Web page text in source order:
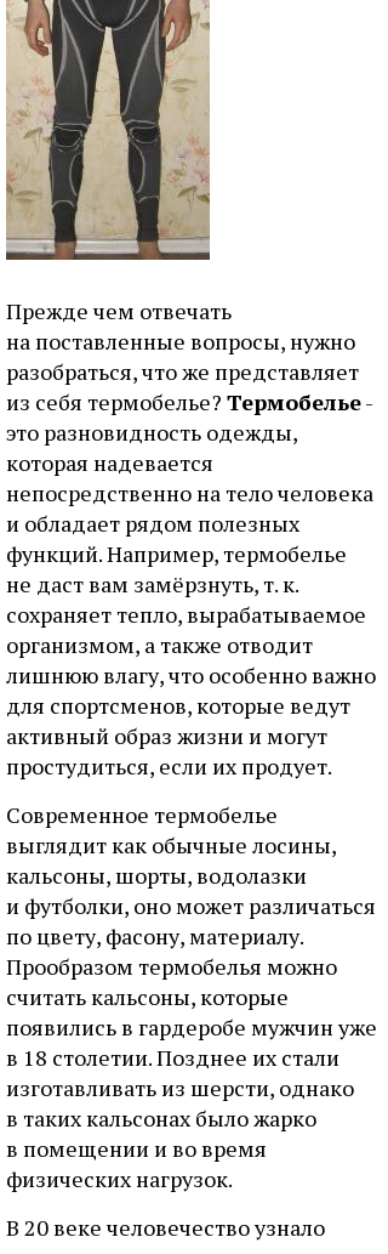
Прежде чем отвечать
на поставленные вопросы, нужно
разобраться, что же представляет
из себя термобелье? Термобелье-
это разновидность одежды,
которая надевается
непосредственно на тело человека
и обладает рядом полезных
функций. Например, термобелье
не даст вам замёрзнуть, т. к.
сохраняет тепло, вырабатываемое
организмом, а также отводит
лишнюю влагу, что особенно важно
для спортсменов, которые ведут
активный образ жизни и могут
простудиться, если их продует.
Современное термобелье
выглядит как обычные лосины,
кальсоны, шорты, водолазки
и футболки, оно может различаться
по цвету, фасону, материалу.
Прообразом термобелья можно
считать кальсоны, которые
появились в гардеробе мужчин уже
в 18 столетии. Позднее их стали
изготавливать из шерсти, однако
в таких кальсонах было жарко
в помещении и во время
физических нагрузок.
В 20 веке человечество узнало